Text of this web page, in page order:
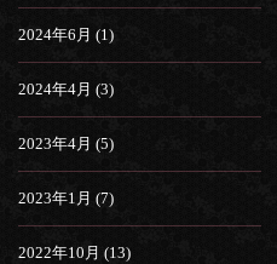
2024年6月 (1)
2024年4月 (3)
2023年4月 (5)
2023年1月 (7)
2022年10月 (13)